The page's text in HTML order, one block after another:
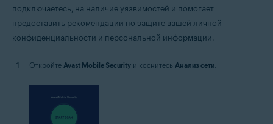
подключаетесь, на наличие уязвимостей и помогает
предоставить рекомендации по защите вашей личной
конфиденциальности и персональной информации.
Откройте Avast Mobile Security и коснитесь Анализ сети